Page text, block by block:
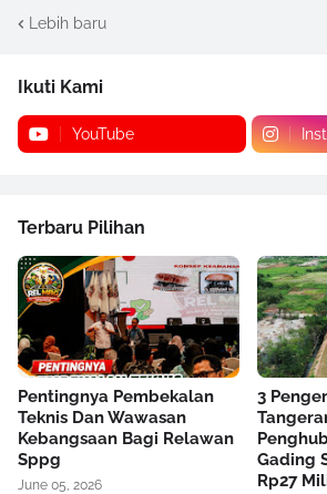
Lebih baru
Ikuti Kami
YouTube
Terbaru Pilihan
Pentingnya Pembekalan
Teknis Dan Wawasan
Kebangsaan Bagi Relawan
Sppg
June 05, 2026
3
Gading
Rp27